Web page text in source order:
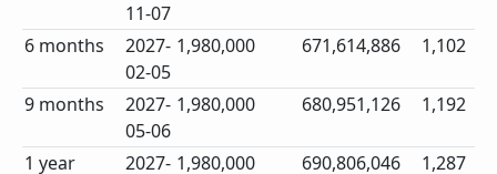
11-07
6 months
2027-
02-05
1,980,000 671,614,886 1,102
9 months
2027-
05-06
1,980,000 680,951,126 1,192
1 year
2027- 1,980,000 690,806,046 1,287